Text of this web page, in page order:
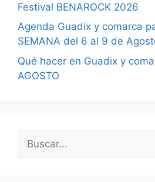
Festival BENAROCK 2026
Agenda Guadix y comarca
SEMANA del 6 al 9 de
Qué hacer en Guadix y
AGOSTO